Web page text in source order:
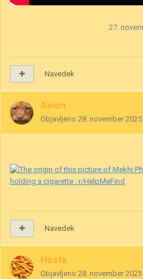
27.
Navedek
Avion
Objavljeno 28. november 2025
Navedek
Hosta
Objavljeno 28. november 2025